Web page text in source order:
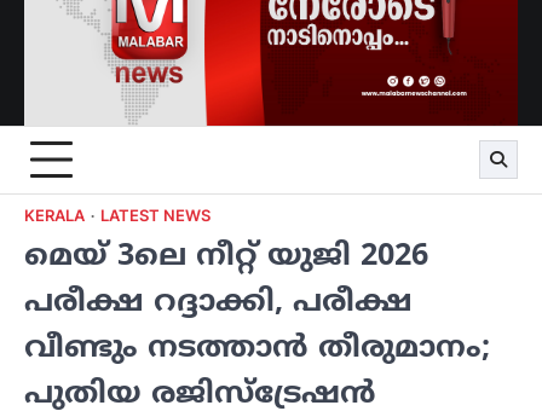
KERALA LATEST NEWS
മെയ് 3ലെ നീറ്റ് യുജി 2026
പരീക്ഷ റദ്ദാക്കി, പരീക്ഷ
വീണ്ടും നടത്താൻ തീരുമാനം;
പുതിയ രജിസ്‌ട്രേഷൻ